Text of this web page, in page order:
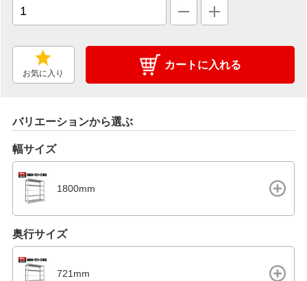
お気に入り
カートに入れる
バリエーションから選ぶ
幅サイズ
1800mm
奥行サイズ
721mm